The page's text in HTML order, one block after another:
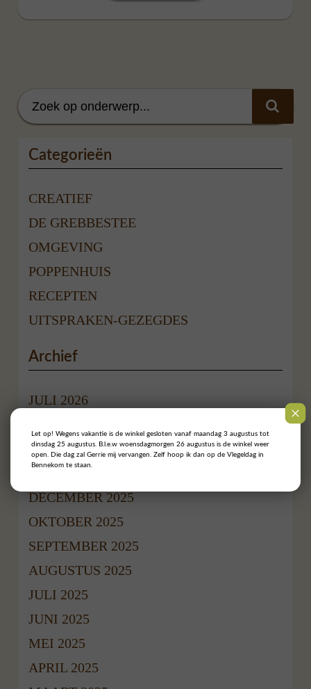
Categorieën
CREATIEF
DE GREBBESTEE
OMGEVING
POPPENHUIS
RECEPTEN
UITSPRAKEN-GEZEGDES
Archief
JULI 2026
APRIL 2026
DECEMBER 2025
OKTOBER 2025
SEPTEMBER 2025
AUGUSTUS 2025
JULI 2025
JUNI 2025
MEI 2025
APRIL 2025
Let op! Wegens vakantie is de winkel gesloten vanaf maandag 3 augustus tot
dinsdag 25 augustus. B.l.e.w woensdagmorgen 26 augustus is de winkel weer
open. Die dag zal Gerrie mij vervangen. Zelf hoop ik dan op de Vlegeldag in
Bennekom te staan.